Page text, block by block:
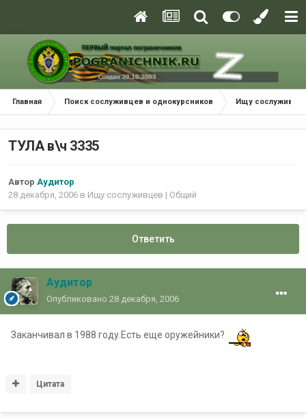
Главная Поиск сослуживцев и однокурсников Ищу
ТУЛА в\ч 3335
Автор Аудитор
28 декабря, 2006 в Ищу сослуживцев | Общий
Ответить
Аудитор
Опубликовано 28 декабря, 2006
Заканчивал в 1988 году.Есть еще оружейники?
Цитата